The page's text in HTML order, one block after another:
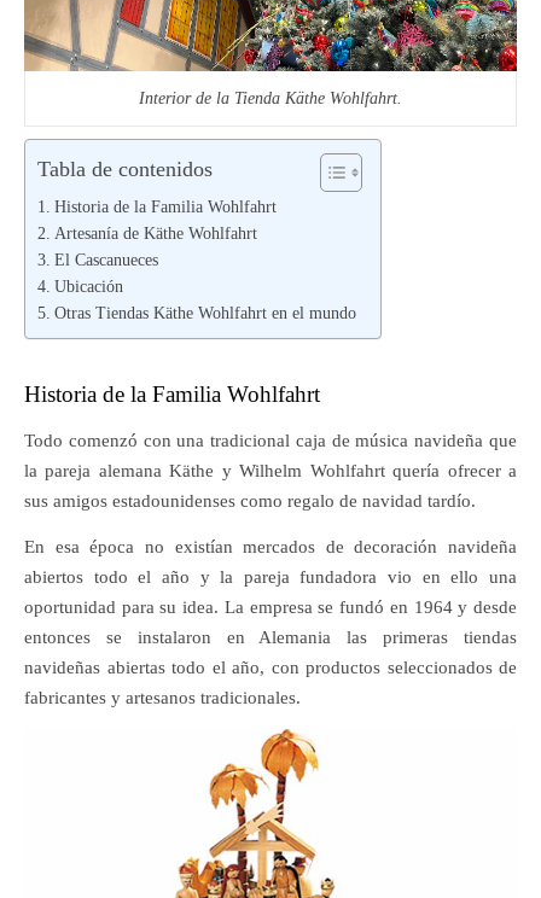
Interior de la Tienda Käthe Wohlfahrt.
Tabla de contenidos
Historia de la Familia Wohlfahrt
Artesanía de Käthe Wohlfahrt
El Cascanueces
Ubicación
Otras Tiendas Käthe Wohlfahrt en el mundo
Historia de la Familia Wohlfahrt
Todo comenzó con una tradicional caja de música navideña que
la pareja alemana Käthe y Wilhelm Wohlfahrt quería ofrecer a
sus amigos estadounidenses como regalo de navidad tardío.
En esa época no existían mercados de decoración navideña
abiertos todo el año y la pareja fundadora vio en ello una
oportunidad para su idea. La empresa se fundó en 1964 y desde
entonces se instalaron en Alemania las primeras tiendas
navideñas abiertas todo el año, con productos seleccionados de
fabricantes y artesanos tradicionales.